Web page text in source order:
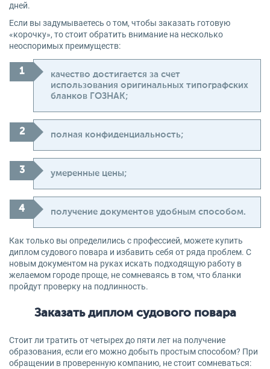
дней.
Если вы задумываетесь о том, чтобы заказать готовую
«корочку», то стоит обратить внимание на несколько
неоспоримых преимуществ:
качество достигается за счет
использования оригинальных типографских
бланков ГОЗНАК;
полная конфиденциальность;
умеренные цены;
получение документов удобным способом.
Как только вы определились с профессией, можете купить
диплом судового повара и избавить себя от ряда проблем. С
новым документом на руках искать подходящую работу в
желаемом городе проще, не сомневаясь в том, что бланки
пройдут проверку на подлинность.
Заказать диплом судового повара
Стоит ли тратить от четырех до пяти лет на получение
образования, если его можно добыть простым способом? При
обращении в проверенную компанию, не стоит сомневаться: